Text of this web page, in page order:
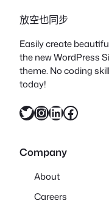
放空也同步
Easily create
the new WordPress
theme. No coding
today!
X InstagramLinkedIn Facebook
Company
About
Careers